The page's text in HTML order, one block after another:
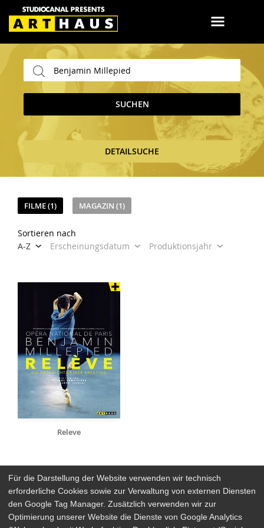
SUCHEN
DETAILSUCHE
FILME (1) MAGAZIN (1)
Sortieren nach
A-Z
Erscheinungsdatum Produktionsjahr
Releve
Arthaus Stores
Für die Darstellung der Website verwenden wir technisch
erforderliche Cookies sowie zur Verwaltung von externen Diensten
den Google Tag Manager. Zusätzlich verwenden wir zur
Optimierung unserer Website die Dienste von Google Analytics